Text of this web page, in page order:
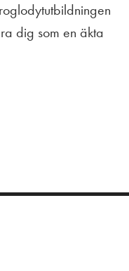
dig som en äkta